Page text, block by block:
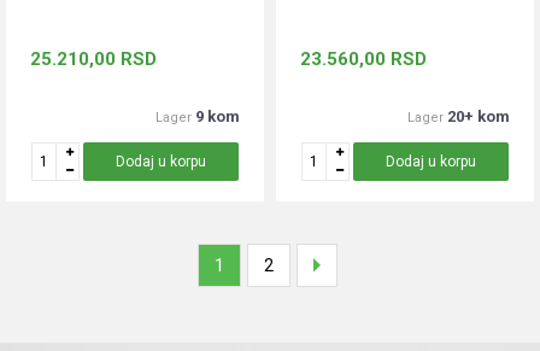
25.210,00 RSD
Lager 9 kom
Dodaj u korpu
23.560,00 RSD
Lager 20+ kom
Dodaj u korpu
1 2